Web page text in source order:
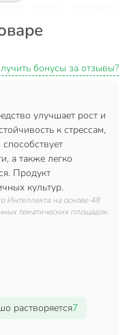
в пищу сразу после
аминокислоты и
аминокислот и
плодов, повышая
продлевая жизнь
и вегетативных
и саженцев
бонусы за отзывы?
улучшает рост и
к стрессам,
а также легко
Продукт
культур.
Интеллекта на основе 48
тематических площадок
растворяется7